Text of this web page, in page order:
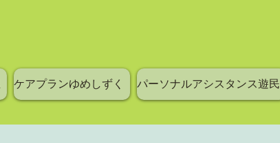
ケアプランゆめしずく パーソナルアシスタンス遊民